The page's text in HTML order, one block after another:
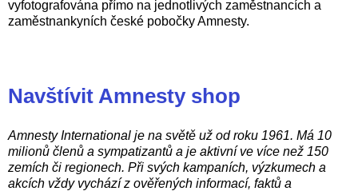
vyfotografována přímo na jednotlivých zaměstnancích a
zaměstnankyních české pobočky Amnesty.
Navštívit Amnesty shop
Amnesty International je na světě už od roku 1961. Má 10
milionů členů a sympatizantů a je aktivní ve více než 150
zemích či regionech. Při svých kampaních, výzkumech a
akcích vždy vychází z ověřených informací, faktů a